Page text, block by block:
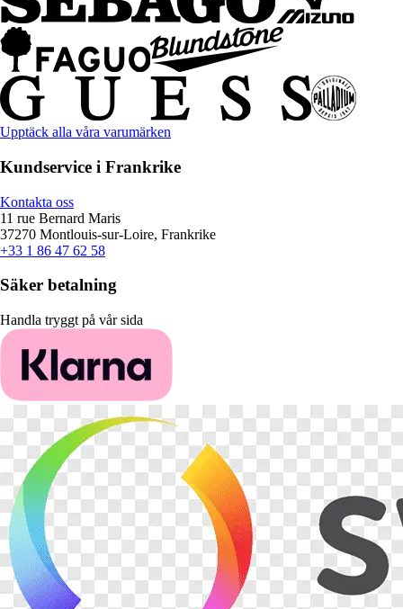
Upptäck alla våra varumärken
Kundservice i Frankrike
Kontakta oss
11 rue Bernard Maris
37270 Montlouis-sur-Loire, Frankrike
+33 1 86 47 62 58
Säker betalning
Handla tryggt på vår sida